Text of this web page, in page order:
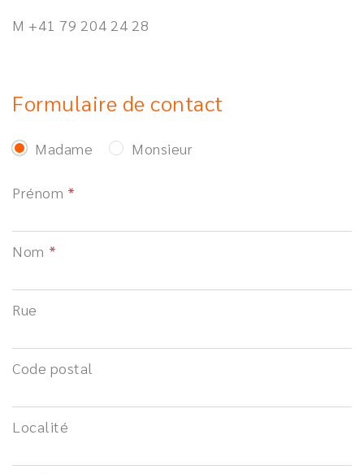
M +41 79 204 24 28
Formulaire de contact
Madame Monsieur
Prénom
Nom
Rue
Code postal
Localité